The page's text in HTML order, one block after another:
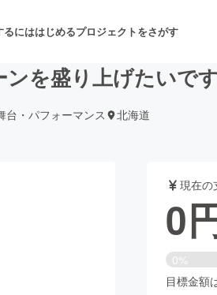
るにははじめるプロジェクトをさがす
舞台・パフォーマンス
を盛り上げたいで
台・パフォーマンス 北海道
現在の
0
0%
目標金額